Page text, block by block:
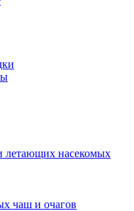
летающих насекомых
чаш и очагов